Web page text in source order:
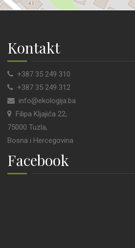
Kontakt
+387 35 249 310
+387 35 249 312
info@ekologija.ba
Filipa Kljajića 22,
75000 Tuzla,
Bosna i Hercegovina
Facebook